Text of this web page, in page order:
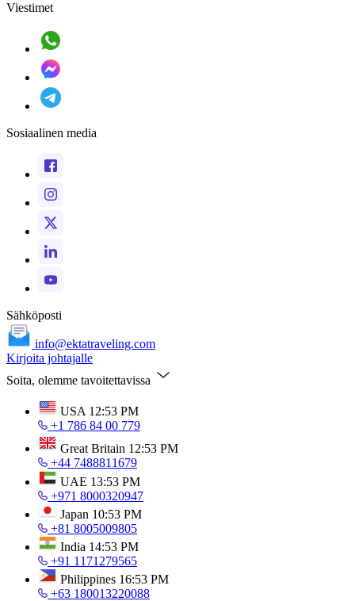
Viestimet
Sosiaalinen media
Sähköposti
info@ektatraveling.com
Kirjoita johtajalle
Soita, olemme tavoitettavissa
USA 12:53 PM
+1 786 84 00 779
Great Britain 12:53 PM
+44 7488811679
UAE 13:53 PM
+971 8000320947
Japan 10:53 PM
+81 8005009805
India 14:53 PM
+91 1171279565
Philippines 16:53 PM
+63 180013220088